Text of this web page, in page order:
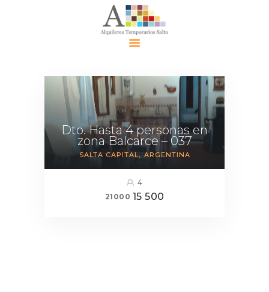
Alquiler
Temporari
o Salta
Alquileres
Contácte
Dto. Hasta 4 personas en
zona Balcarce – 037
SALTA CAPITAL ARGENTINA
4
21000 15 500